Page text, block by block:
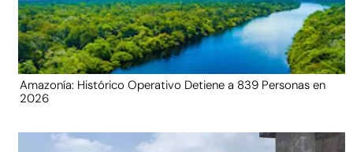
Amazonía: Histórico Operativo Detiene a 839 Personas en
2026